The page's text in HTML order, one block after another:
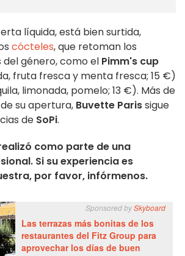
líquida, está bien surtida,
cócteles, que retoman los
género, como el Pimm's cup
fruta fresca y menta fresca; 15 €)
limonada, pomelo; 13 €). Más de
su apertura, Buvette Parissigue
de SoPi.
como parte de una
Si su experiencia es
por favor, infórmenos.